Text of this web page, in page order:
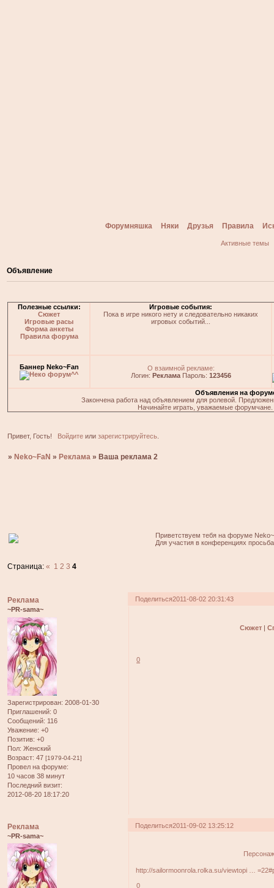
Форумняшка Няки Друзья Правила
Активные темы
Объявление
Полезные ссылки:
Сюжет
Игровые расы
Форма анкеты
Правила форума
Игровые события:
Пока в игре никого нету и следовательно никаких
игровых событий...
Баннер Neko~Fan
О взаимной рекламе:
Логин: РекламаПароль: 123456
Объявления на
Закончена работа над объявлением для ролевой.
Начинайте играть, уважаемые
Привет, Гость! Войдитеили зарегистрируйтесь.
» Neko~FaN » Реклама » Ваша реклама 2
Приветствуем тебя на форуме
Для участия в конференциях
Страница:« 1 2 3 4
Поделиться2011-08-02 20:31:43
Реклама
~PR-sama~
Зарегистрирован: 2008-01-30
Приглашений: 0
Сообщений: 116
Уважение: +0
Позитив: +0
Пол: Женский
Возраст: 47 [1979-04-21]
Провел на форуме:
10 часов 38 минут
Последний визит:
2012-08-20 18:17:20
Сюжет|
0
Поделиться2011-09-02 13:25:12
Реклама
~PR-sama~
http://sailormoonrola.rolka.su/viewtopi …
0